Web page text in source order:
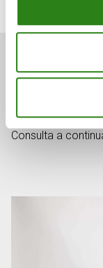
Consulta a